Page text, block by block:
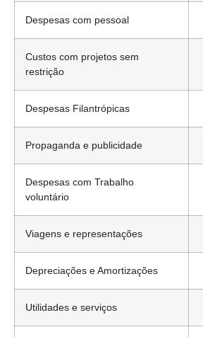
Despesas com pessoal
Custos com projetos sem
restrição
Despesas Filantrópicas
Propaganda e publicidade
Despesas com Trabalho
voluntário
Viagens e representações
Depreciações e Amortizações
Utilidades e serviços